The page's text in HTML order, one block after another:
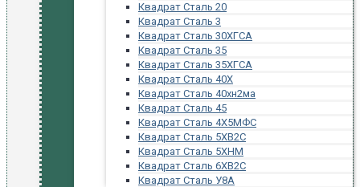
Квадрат Сталь 20
Квадрат Сталь 3
Квадрат Сталь 30ХГСА
Квадрат Сталь 35
Квадрат Сталь 35ХГСА
Квадрат Сталь 40Х
Квадрат Сталь 40хн2ма
Квадрат Сталь 45
Квадрат Сталь 4Х5МФС
Квадрат Сталь 5ХВ2С
Квадрат Сталь 5ХНМ
Квадрат Сталь 6ХВ2С
Квадрат Сталь У8А